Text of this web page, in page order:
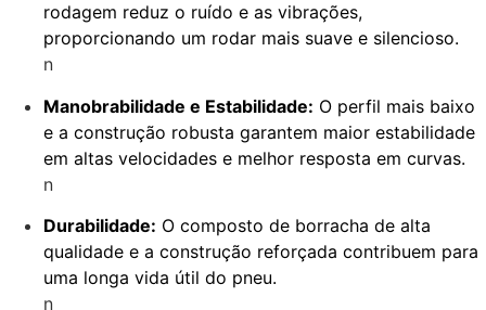
rodagem reduz o ruído e as vibrações,
proporcionando um rodar mais suave e silencioso.
n
Manobrabilidade e Estabilidade: O perfil mais baixo
e a construção robusta garantem maior estabilidade
em altas velocidades e melhor resposta em curvas.
n
Durabilidade: O composto de borracha de alta
qualidade e a construção reforçada contribuem para
uma longa vida útil do pneu.
n